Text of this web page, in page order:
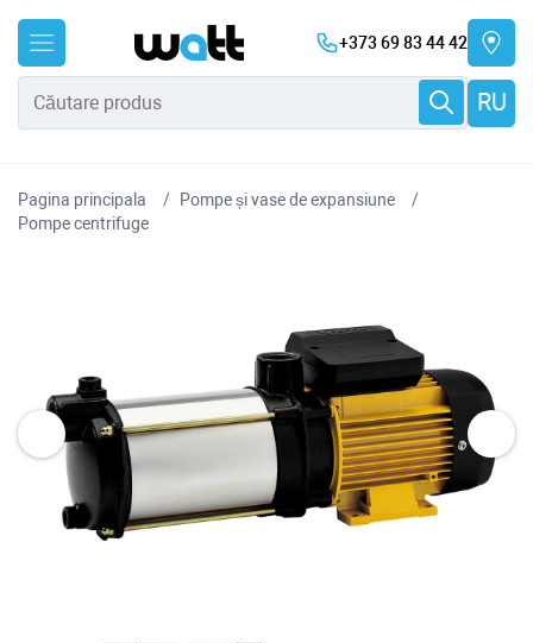
+373 69 83 44 42
RU
Pagina principala
Pompe și vase de expansiune
Pompe centrifuge